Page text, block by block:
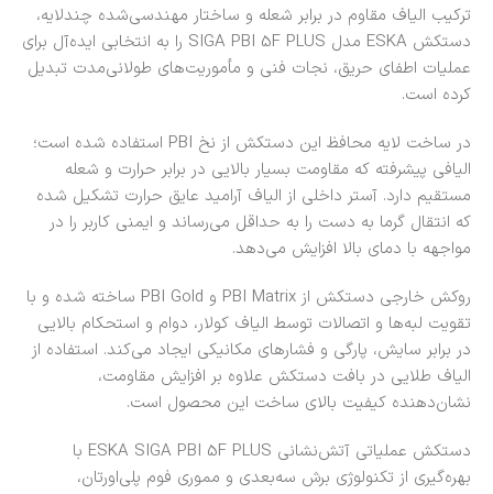
ترکیب الیاف مقاوم در برابر شعله و ساختار مهندسی‌شده چندلایه،
دستکش ESKA مدل SIGA PBI 5F PLUS را به انتخابی ایده‌آل برای
عملیات اطفای حریق، نجات فنی و مأموریت‌های طولانی‌مدت تبدیل
کرده است.
در ساخت لایه محافظ این دستکش از نخ PBI استفاده شده است؛
الیافی پیشرفته که مقاومت بسیار بالایی در برابر حرارت و شعله
مستقیم دارد. آستر داخلی از الیاف آرامید عایق حرارت تشکیل شده
که انتقال گرما به دست را به حداقل می‌رساند و ایمنی کاربر را در
مواجهه با دمای بالا افزایش می‌دهد.
روکش خارجی دستکش از PBI Matrix و PBI Gold ساخته شده و با
تقویت لبه‌ها و اتصالات توسط الیاف کولار، دوام و استحکام بالایی
در برابر سایش، پارگی و فشارهای مکانیکی ایجاد می‌کند. استفاده از
الیاف طلایی در بافت دستکش علاوه بر افزایش مقاومت،
نشان‌دهنده کیفیت بالای ساخت این محصول است.
دستکش عملیاتی آتش‌نشانی ESKA SIGA PBI 5F PLUS با
بهره‌گیری از تکنولوژی برش سه‌بعدی و مموری فوم پلی‌اورتان،